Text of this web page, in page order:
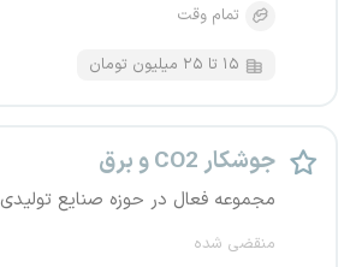
تمام وقت
۱۵ تا ۲۵ میلیون تومان
جوشکار CO2 و برق
مجموعه فعال در حوزه صنایع تولیدی
منقضی شده